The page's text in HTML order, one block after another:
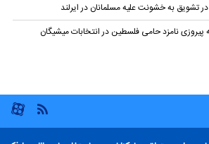
به خشونت علیه مسلمانان در ایرلند
نامزد حامی فلسطین در انتخابات میشیگان